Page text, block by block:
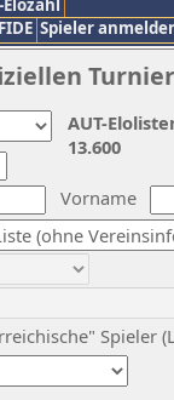
FIDE Spieler
Vorname
Spieler
AUT-
13.600